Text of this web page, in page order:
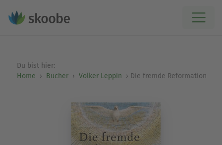
Du bist hier:
Home
Bücher Volker Leppin Die fremde Reformation